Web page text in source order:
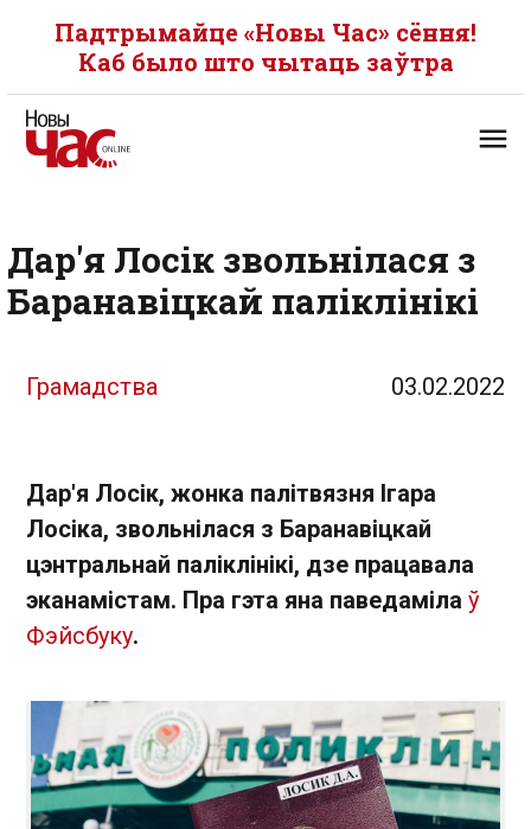
Падтрымайце «Новы Час» сёння!
Каб было што чытаць заўтра
Дар'я Лосік звольнілася з
Баранавіцкай паліклінікі
Грамадства 03.02.2022
Дар'я Лосік, жонка палітвязня Ігара
Лосіка, звольнілася з Баранавіцкай
цэнтральнай паліклінікі, дзе працавала
эканамістам. Пра гэта яна паведаміла ў
Фэйсбуку.